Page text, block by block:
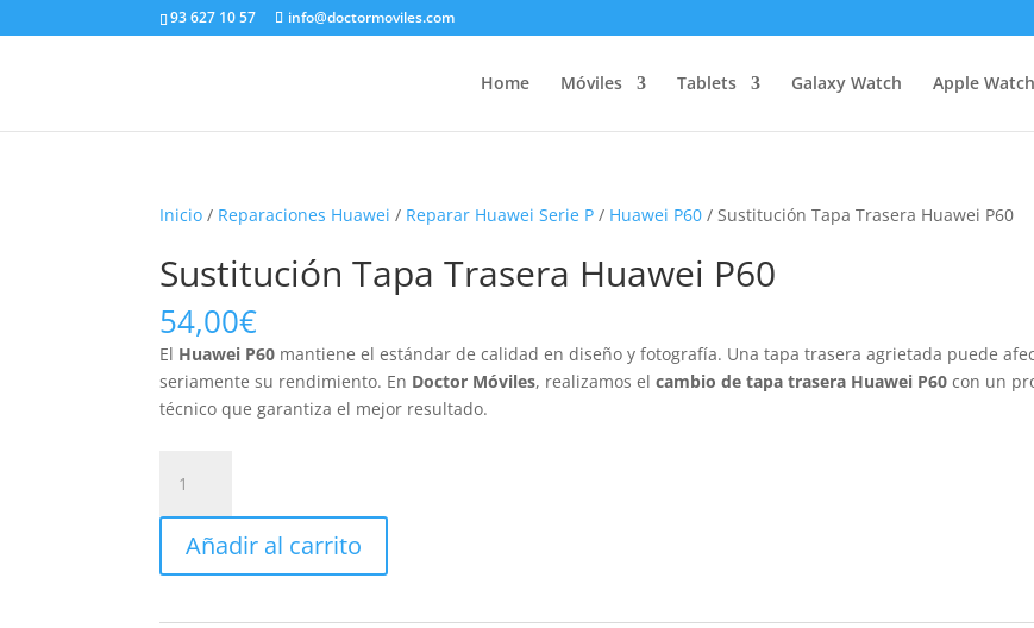
93 627 10 57 info@doctormoviles.com
Home Móviles Tablets Galaxy Watch Apple Watch
Inicio / Reparaciones Huawei / Reparar Huawei Serie P / Huawei P60 / Sustitución Tapa Trasera Huawei P60
Sustitución Tapa Trasera Huawei P60
54,00€
El Huawei P60 mantiene el estándar de calidad en diseño y fotografía. Una tapa trasera agrietada puede
seriamente su rendimiento. En Doctor Móviles, realizamos elcambio de tapa trasera Huawei P60 con un
técnico que garantiza el mejor resultado.
Tapa
Trasera
Huawei
P60
Añadir al carrito